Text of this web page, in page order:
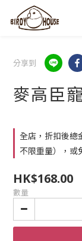
分享到
麥高臣
全店，折扣後總
不限重量），或
HK$168.00
數量